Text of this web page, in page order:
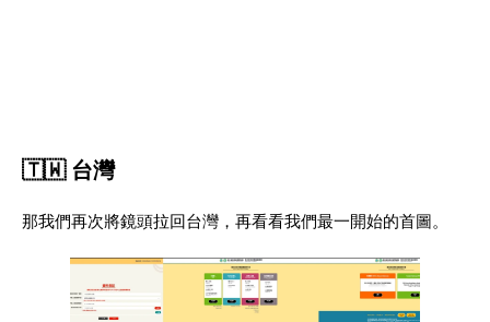
🇹🇼 台灣
那我們再次將鏡頭拉回台灣，再看看我們最一開始的首圖。